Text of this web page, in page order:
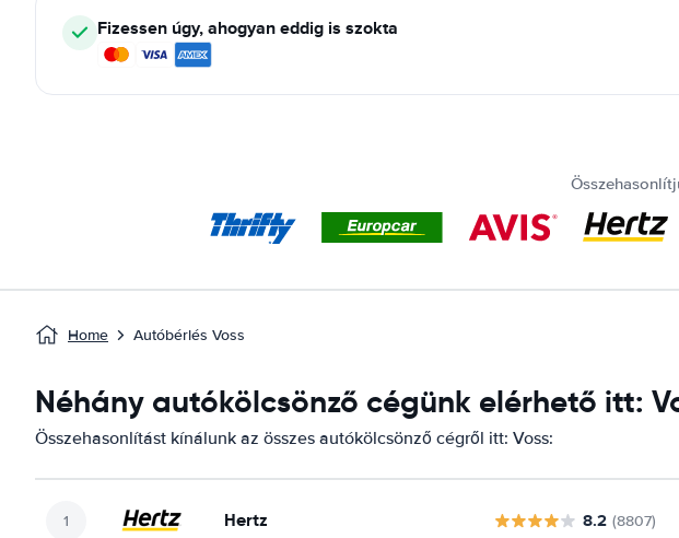
Fizessen úgy, ahogyan eddig is szokta
Home Autóbérlés Voss
Néhány autókölcsönző cégünk elérhető itt:
Összehasonlítást kínálunk az összes autókölcsönző cégről itt: Voss:
Hertz 8.2 (8807)